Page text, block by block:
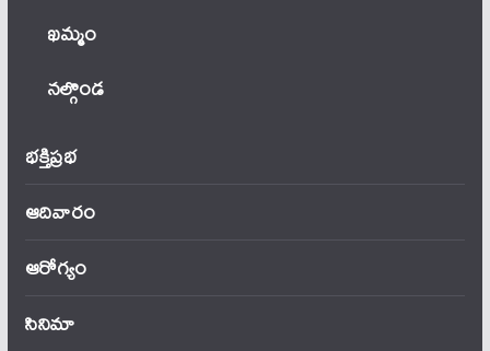
ఖ‌మ్మం
నల్గొండ
భక్తిప్రభ
ఆదివారం
ఆరోగ్యం
సినిమా